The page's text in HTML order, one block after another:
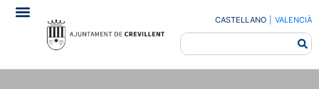
CASTELLANO VALENCIÀ